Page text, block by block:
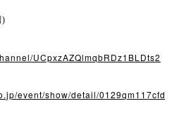
)
UCpxzAZQlmqbRDz1BLDts2
event/show/detail/0129qm117cfd